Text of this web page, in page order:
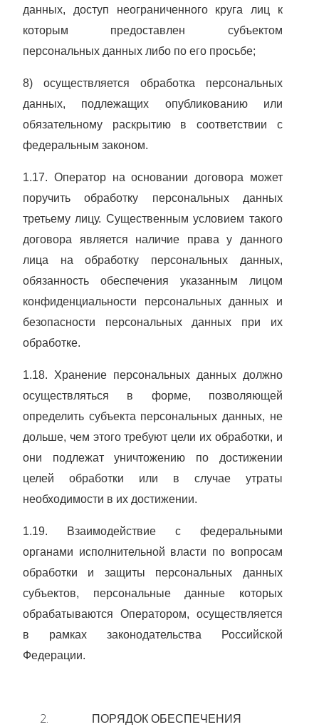
данных, доступ неограниченного круга лиц к
которым предоставлен субъектом
персональных данных либо по его просьбе;
8) осуществляется обработка персональных
данных, подлежащих опубликованию или
обязательному раскрытию в соответствии с
федеральным законом.
1.17. Оператор на основании договора может
поручить обработку персональных данных
третьему лицу. Существенным условием такого
договора является наличие права у данного
лица на обработку персональных данных,
обязанность обеспечения указанным лицом
конфиденциальности персональных данных и
безопасности персональных данных при их
обработке.
1.18. Хранение персональных данных должно
осуществляться в форме, позволяющей
определить субъекта персональных данных, не
дольше, чем этого требуют цели их обработки, и
они подлежат уничтожению по достижении
целей обработки или в случае утраты
необходимости в их достижении.
1.19. Взаимодействие с федеральными
органами исполнительной власти по вопросам
обработки и защиты персональных данных
субъектов, персональные данные которых
обрабатываются Оператором, осуществляется
в рамках законодательства Российской
Федерации.
ПОРЯДОК ОБЕСПЕЧЕНИЯ